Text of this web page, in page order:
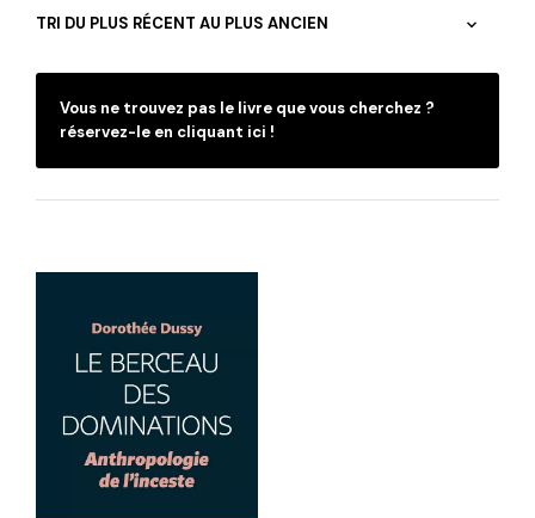
Vous ne trouvez pas le livre que vous cherchez ?
réservez-le en cliquant ici !